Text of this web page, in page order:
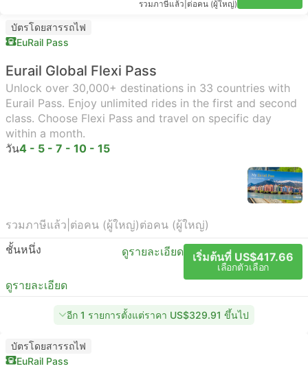
รวมภาษีแล้ว ต่อคน (ผู้ใหญ่)
บัตรโดยสารรถไฟ
EuRail Pass
Eurail Global Flexi Pass
Unlock over 30,000+ destinations in 33 countries with
Eurail Pass. Enjoy unlimited rides in the first and second
class. Choose Flexi Pass and travel on specific day
within a month.
วัน4 - 5 - 7 - 10 - 15
รวมภาษีแล้ว ต่อคน (ผู้ใหญ่)ต่อคน (ผู้ใหญ่)
ชั้นหนึ่ง
ดูรายละเอียด เริ่มต้นที่ US$417.66
เลือกตัวเลือก
ดูรายละเอียด
อีก 1 รายการตั้งแต่ราคา US$329.91 ขึ้นไป
บัตรโดยสารรถไฟ
EuRail Pass